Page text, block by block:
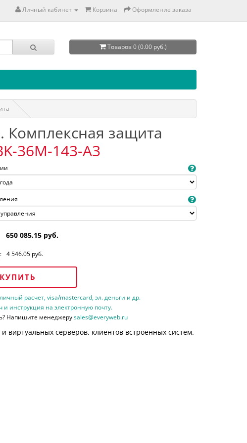
Личный кабинет Корзина Оформление заказа
Товаров 0 (0.00 руб.)
Комплексная защита
36M-143-A3
650 085.15 руб.
4 546.05 руб.
КУПИТЬ
расчет, visa/mastercard, эл. деньги и др.
и инструкция на электронную почту.
Напишите менеджеруsales@everyweb.ru
серверов, клиентов встроенных систем.